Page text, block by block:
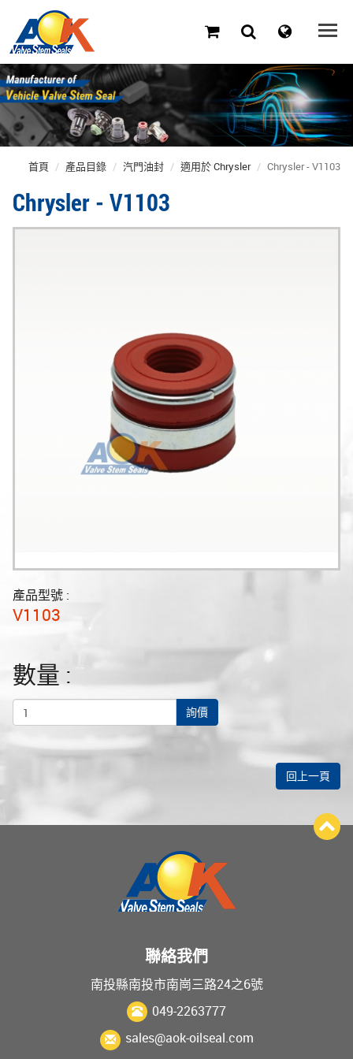
首頁 產品目錄 汽門油封 適用於 Chrysler Chrysler - V1103
Chrysler - V1103
產品型號 :
V1103
數量 :
詢價
回上一頁
聯絡我們
南投縣南投市南崗三路24之6號
049-2263777
sales@aok-oilseal.com